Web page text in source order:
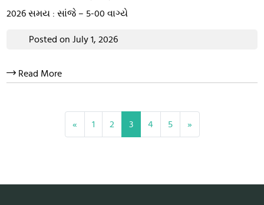
2026 સમય : સાંજે – 5-00 વાગ્યે
Posted on July 1, 2026
Read More
« 1 2 3 4 5 »